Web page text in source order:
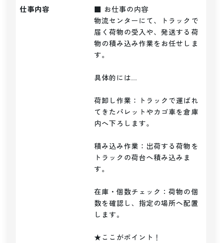
仕事内容
■ お仕事の内容
物流センターにて、トラックで
届く荷物の受入や、発送する荷
物の積み込み作業をお任せしま
す。
具体的には…
荷卸し作業：トラックで運ばれ
てきたパレットやカゴ車を倉庫
内へ下ろします。
積み込み作業：出荷する荷物を
トラックの荷台へ積み込みま
す。
在庫・個数チェック：荷物の個
数を確認し、指定の場所へ配置
します。
★ここがポイント！